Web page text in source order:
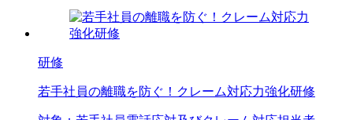
研修
若手社員の離職を防ぐ！クレーム対応力強化研修